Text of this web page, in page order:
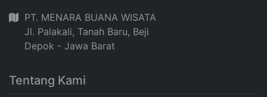
PT. MENARA BUANA WISATA
Jl. Palakali, Tanah Baru, Beji
Depok - Jawa Barat
Tentang Kami